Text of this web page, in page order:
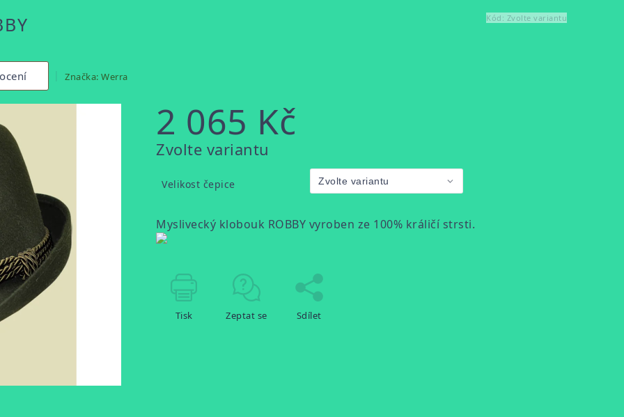
Kód: Zvolte variantu
Značka: Werra
2 065 Kč
Měrná
Zvolte variantu
Velikost čepice
Myslivecký klobouk ROBBY vyroben ze 100% králičí strsti.
Tisk Zeptat se Sdílet